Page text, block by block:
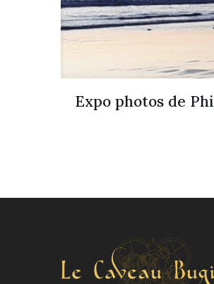
Expo photos de